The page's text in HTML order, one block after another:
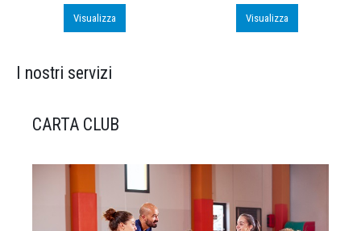
Visualizza Visualizza
I nostri servizi
CARTA CLUB